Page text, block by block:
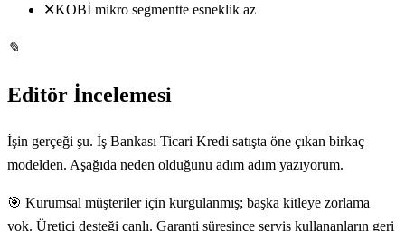
✕KOBİ mikro segmentte esneklik az
✎
Editör İncelemesi
İşin gerçeği şu. İş Bankası Ticari Kredi satışta öne çıkan birkaç
modelden. Aşağıda neden olduğunu adım adım yazıyorum.
🎯 Kurumsal müşteriler için kurgulanmış; başka kitleye zorlama
yok. Üretici desteği canlı. Garanti süresince servis kullananların geri